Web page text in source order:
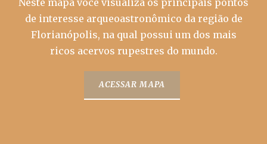
Neste mapa você visualiza os principais pontos
de interesse arqueoastronômico da região de
Florianópolis, na qual possui um dos mais
ricos acervos rupestres do mundo.
ACESSAR MAPA